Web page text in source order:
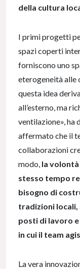
della cultura
I primi progetti
spazi coperti
forniscono uno
eterogeneità alle
questa idea
all’esterno, ma
ventilazione», ha
affermato che il
collaborazioni
modo, la
stesso tempo
bisogno di
tradizioni locali,
posti di lavoro
in cui il team
La vera